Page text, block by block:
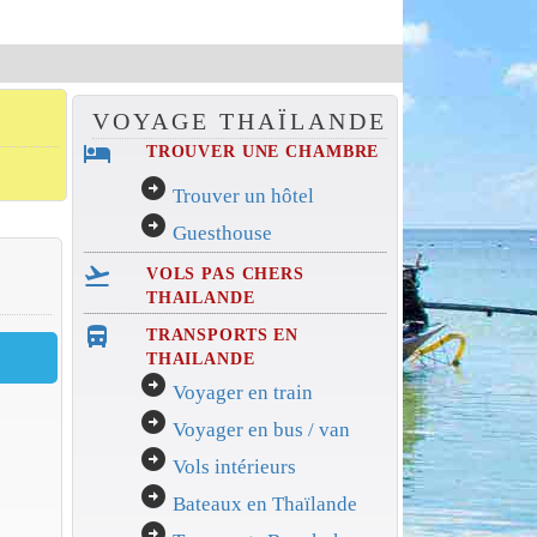
VOYAGE THAÏLANDE
hotel TROUVER UNE CHAMBRE
arrow_circle_right Trouver un hôtel
arrow_circle_right Guesthouse
flight_takeoff
VOLS PAS CHERS
THAILANDE
directions_bus_filled
TRANSPORTS EN
THAILANDE
arrow_circle_right Voyager en train
arrow_circle_right Voyager en bus / van
arrow_circle_right Vols intérieurs
arrow_circle_right Bateaux en Thaïlande